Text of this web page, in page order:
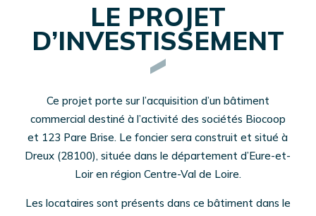
LE PROJET
D’INVESTISSEMENT
Ce projet porte sur l’acquisition d’un bâtiment
commercial destiné à l’activité des sociétés Biocoop
et 123 Pare Brise. Le foncier sera construit et situé à
Dreux (28100), située dans le département d’Eure-et-
Loir en région Centre-Val de Loire.
Les locataires sont présents dans ce bâtiment dans le